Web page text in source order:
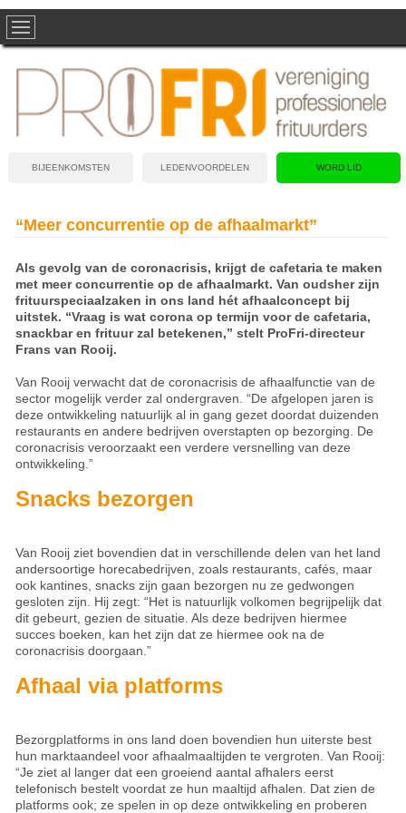
BIJEENKOMSTEN LEDENVOORDELEN WORD LID
“Meer concurrentie op de afhaalmarkt”
Als gevolg van de coronacrisis, krijgt de cafetaria te maken
met meer concurrentie op de afhaalmarkt. Van oudsher zijn
frituurspeciaalzaken in ons land hét afhaalconcept bij
uitstek. “Vraag is wat corona op termijn voor de cafetaria,
snackbar en frituur zal betekenen,” stelt ProFri-directeur
Frans van Rooij.
Van Rooij verwacht dat de coronacrisis de afhaalfunctie van de
sector mogelijk verder zal ondergraven. “De afgelopen jaren is
deze ontwikkeling natuurlijk al in gang gezet doordat duizenden
restaurants en andere bedrijven overstapten op bezorging. De
coronacrisis veroorzaakt een verdere versnelling van deze
ontwikkeling.”
Snacks bezorgen
Van Rooij ziet bovendien dat in verschillende delen van het land
andersoortige horecabedrijven, zoals restaurants, cafés, maar
ook kantines, snacks zijn gaan bezorgen nu ze gedwongen
gesloten zijn. Hij zegt: “Het is natuurlijk volkomen begrijpelijk dat
dit gebeurt, gezien de situatie. Als deze bedrijven hiermee
succes boeken, kan het zijn dat ze hiermee ook na de
coronacrisis doorgaan.”
Afhaal via platforms
Bezorgplatforms in ons land doen bovendien hun uiterste best
hun marktaandeel voor afhaalmaaltijden te vergroten. Van Rooij:
“Je ziet al langer dat een groeiend aantal afhalers eerst
telefonisch bestelt voordat ze hun maaltijd afhalen. Dat zien de
platforms ook; ze spelen in op deze ontwikkeling en proberen